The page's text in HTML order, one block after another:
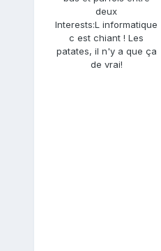
deux
Interests:L informatique
c est chiant ! Les
patates, il n'y a que ça
de vrai!